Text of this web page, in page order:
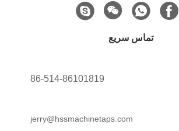
تماس سریع
86-514-86101819
jerry@hssmachinetaps.com